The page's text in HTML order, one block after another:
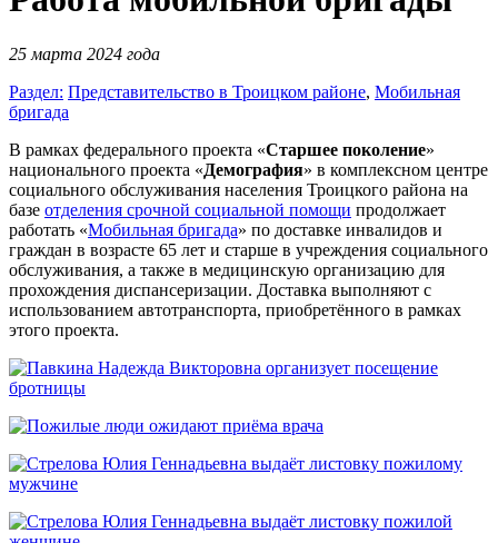
25 марта 2024 года
Раздел: Представительство в Троицком районе, Мобильная
бригада
В рамках федерального проекта «Старшее поколение»
национального проекта «Демография» в комплексном центре
социального обслуживания населения Троицкого района на
базе отделения срочной социальной помощи продолжает
работать «Мобильная бригада» по доставке инвалидов и
граждан в возрасте 65 лет и старше в учреждения социального
обслуживания, а также в медицинскую организацию для
прохождения диспансеризации. Доставка выполняют с
использованием автотранспорта, приобретённого в рамках
этого проекта.